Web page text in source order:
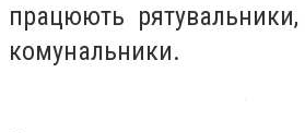
працюють рятувальники,
комунальники.